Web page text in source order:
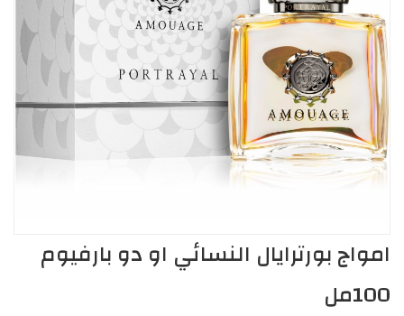
امواج بورترايال النسائي او دو بارفيوم
100مل